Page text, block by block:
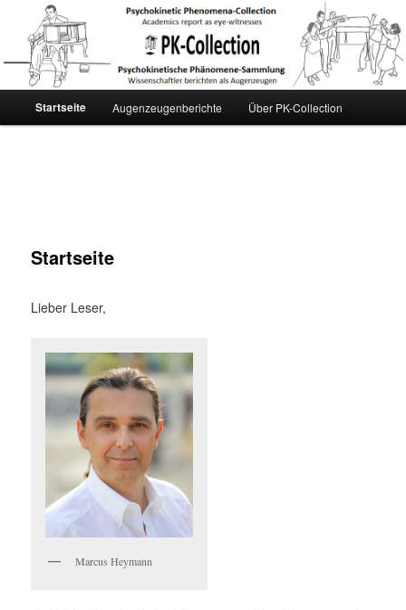
PK-Collection
Hauptmenü
Zum
Startseite Augenzeugenberichte Über PK-Collection
Startseite
Lieber Leser,
Marcus Heymann